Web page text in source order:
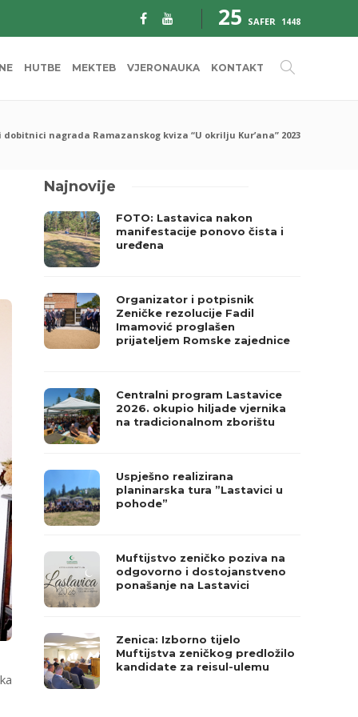
25 SAFER 1448
HUTBE MEKTEB VJERONAUKA KONTAKT
dobitnici nagrada Ramazanskog kviza “U okrilju Kur’ana” 2023
Najnovije
FOTO: Lastavica nakon
manifestacije ponovo čista i
uređena
Organizator i potpisnik
Zeničke rezolucije Fadil
Imamović proglašen
prijateljem Romske zajednice
Centralni program Lastavice
2026. okupio hiljade vjernika
na tradicionalnom zborištu
Uspješno realizirana
planinarska tura ”Lastavici u
pohode”
Muftijstvo zeničko poziva na
odgovorno i dostojanstveno
ponašanje na Lastavici
Zenica: Izborno tijelo
Muftijstva zeničkog predložilo
kandidate za reisul-ulemu